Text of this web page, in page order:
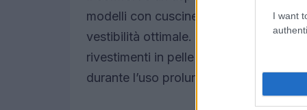
I want
modelli con cuscinetti in memory
vestibilità ottimale. La scelta dei
rivestimenti in pelle o tessuto
durante l’uso prolungato.